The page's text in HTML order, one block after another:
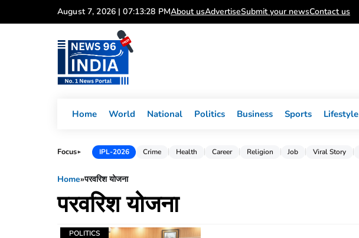
to
August 7, 2026 | 07:13:28 PMAbout usAdvertiseSubmit your newsContact us
Home World National Politics Business Sports Lifestyle
Focus► IPL-2026 Crime Health Career Religion Job Viral Story
Home»परवरिश योजना
परवरिश योजना
POLITICS